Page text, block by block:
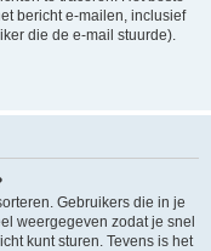
bericht e-mailen, inclusief
die de e-mail stuurde).
Gebruikers die in je
weergegeven zodat je snel
kunt sturen. Tevens is het